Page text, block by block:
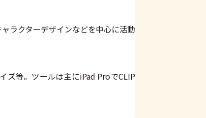
ラクターデザインなどを中心に活動
ズ等。ツールは主にiPad ProでCLIP